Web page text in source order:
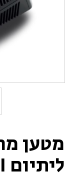
מטען
ליתיום GTI